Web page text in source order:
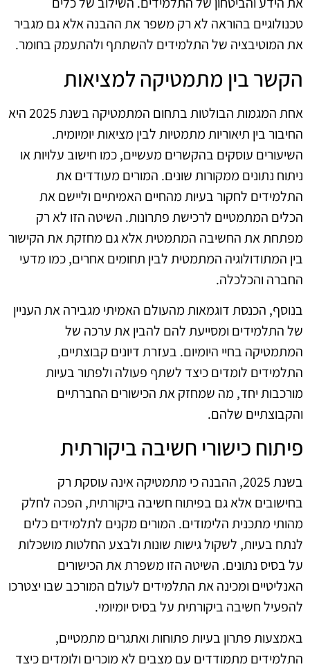
טכנולוגיים בהוראה לא רק משפר את ההבנה אלא גם מגביר
את המוטיבציה של התלמידים להשתתף ולהתעמק בחומר.
הקשר בין מתמטיקה למציאות
אחת המגמות הבולטות בתחום המתמטיקה בשנת 2025 היא
החיבור בין תיאוריות מתמטיות לבין מציאות יומיומית.
השיעורים עוסקים בהקשרים מעשיים, כמו חישוב עלויות או
ניתוח נתונים ממקורות שונים. המורים מעודדים את
התלמידים לחקור בעיות מהחיים האמיתיים וליישם את
הכלים המתמטיים לרכישת פתרונות. השיטה הזו לא רק
מפתחת את החשיבה המתמטית אלא גם מחזקת את הקישור
בין המתודולוגיה המתמטית לבין תחומים אחרים, כמו מדעי
החברה והכלכלה.
בנוסף, הכנסת דוגמאות מהעולם האמיתי מגבירה את העניין
של התלמידים ומסייעת להם להבין את ערכה של
המתמטיקה בחיי היומיום. בעזרת דיונים קבוצתיים,
התלמידים לומדים כיצד לשתף פעולה ולפתור בעיות
מורכבות יחד, מה שמחזק את הכישורים החברתיים
והקבוצתיים שלהם.
פיתוח כישורי חשיבה ביקורתית
בשנת 2025, ההבנה כי מתמטיקה אינה עוסקת רק
בחישובים אלא גם בפיתוח חשיבה ביקורתית, הפכה לחלק
מהותי מתכנית הלימודים. המורים מקנים לתלמידים כלים
לנתח בעיות, לשקול גישות שונות ולבצע החלטות מושכלות
על בסיס נתונים. השיטה הזו משפרת את הכישורים
האנליטיים ומכינה את התלמידים לעולם המורכב שבו יצטרכו
להפעיל חשיבה ביקורתית על בסיס יומיומי.
באמצעות פתרון בעיות פתוחות ואתגרים מתמטיים,
התלמידים מתמודדים עם מצבים לא מוכרים ולומדים כיצד